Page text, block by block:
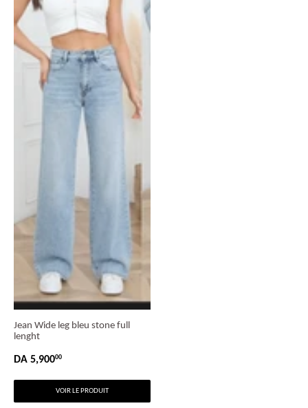
Jean Wide leg bleu stone full
lenght
PRIX
DA 5,90000
VOIR LE PRODUIT